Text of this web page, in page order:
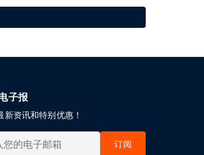
子报
新资讯和特别优惠！
订阅